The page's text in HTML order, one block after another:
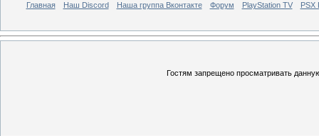
Главная Наш Discord Наша группа Вконтакте Форум PlayStation TV PSX
Гостям запрещено просматривать